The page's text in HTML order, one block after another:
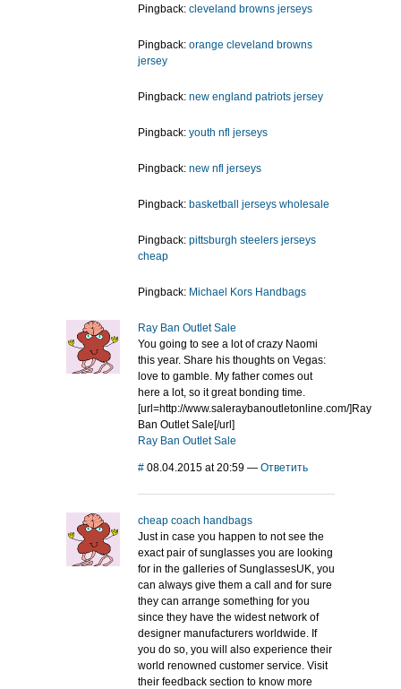
Pingback: cleveland browns jerseys
Pingback: orange cleveland browns
jersey
Pingback: new england patriots jersey
Pingback: youth nfl jerseys
Pingback: new nfl jerseys
Pingback: basketball jerseys wholesale
Pingback: pittsburgh steelers jerseys
cheap
Pingback: Michael Kors Handbags
Ray Ban Outlet Sale
You going to see a lot of crazy Naomi
this year. Share his thoughts on Vegas:
love to gamble. My father comes out
here a lot, so it great bonding time.
[url=http://www.saleraybanoutletonline.com/]Ray
Ban Outlet Sale[/url]
Ray Ban Outlet Sale
# 08.04.2015 at 20:59 — Ответить
cheap coach handbags
Just in case you happen to not see the
exact pair of sunglasses you are looking
for in the galleries of SunglassesUK, you
can always give them a call and for sure
they can arrange something for you
since they have the widest network of
designer manufacturers worldwide. If
you do so, you will also experience their
world renowned customer service. Visit
their feedback section to know more